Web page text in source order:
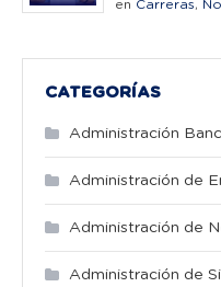
en Carreras,
CATEGORÍAS
Administración
Administración de
Administración de
Administración de